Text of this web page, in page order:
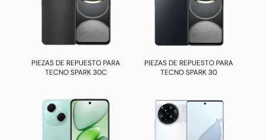
PIEZAS DE REPUESTO PARA
TECNO SPARK 30C
PIEZAS DE REPUESTO PARA
TECNO SPARK 30